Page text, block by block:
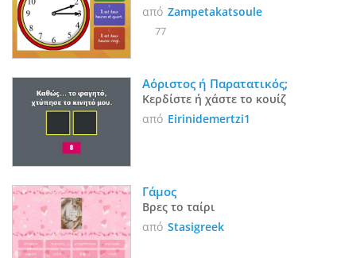
από Zampetakatsoule
77
Κερδίστε ή χάστε το κουίζ
από Eirinidemertzi1
Γάμος
Βρες το ταίρι
από Stasigreek